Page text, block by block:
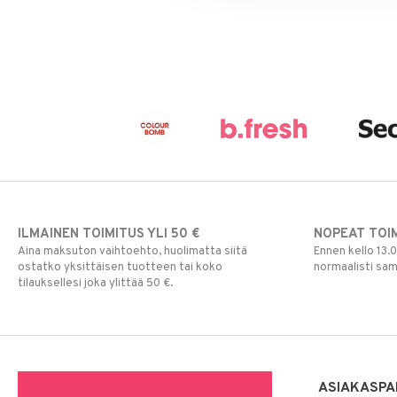
ILMAINEN TOIMITUS YLI 50 €
Aina maksuton vaihtoehto, huolimatta siitä
ostatko yksittäisen tuotteen tai koko
tilauksellesi joka ylittää 50 €.
NOPEAT
Ennen kello
normaalisti